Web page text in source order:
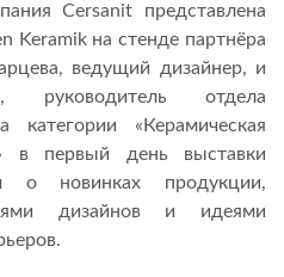
Cersanit представлена
Keramik на стенде партнёра
ведущий дизайнер, и
руководитель отдела
категории «Керамическая
в первый день выставки
о новинках продукции,
дизайнов и идеями